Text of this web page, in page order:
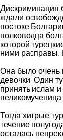
Дискриминация
ждали
востоке
полководца
которой
ними расправы.
Она было очень
девочки. Один
принять ислам
Тогда хитрые
течение
осталась